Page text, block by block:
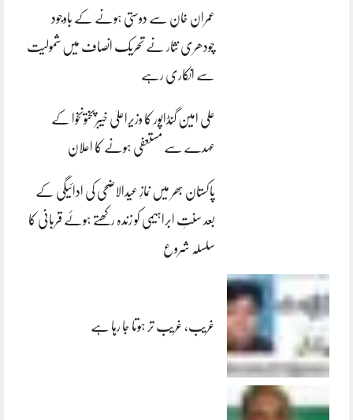
عمران خان سے دوستی ہونے کے باوجود
چودھری نثار نے تحریک انصاف میں شمولیت
سے انکاری رہے
علی امین گنڈاپور کا وزیراعلیٰ خیبرپختونخوا کے
عہدے سے مستعفی ہونے کا اعلان
پاکستان بھر میں نمازِ عیدالاضحی کی ادائیگی کے
بعد سنتِ ابراہیمی کو زندہ رکھتے ہوئے قربانی کا
سلسلہ شروع
غریب، غریب تر ہوتا جا رہا ہے